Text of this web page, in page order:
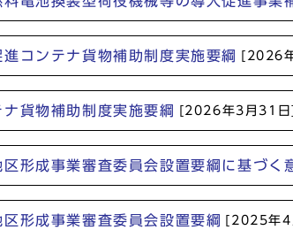
コンテナ貨物補助制度実施要綱 [2026
貨物補助制度実施要綱 [2026年3月31日]
形成事業審査委員会設置要綱に基づく
形成事業審査委員会設置要綱 [2025年4